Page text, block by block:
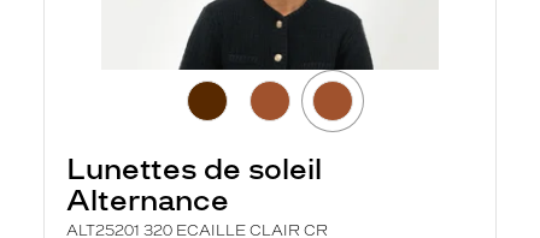
Lunettes de soleil
Alternance
ALT25201 320 ECAILLE CLAIR CR